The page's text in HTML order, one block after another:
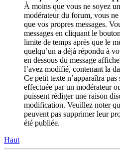
À moins que vous ne soyez
modérateur du forum, vous
que vos propres messages.
messages en cliquant le
limite de temps après que le
quelqu’un a déjà répondu à
en dessous du message
l’avez modifié, contenant la
Ce petit texte n’apparaîtra
effectuée par un modérateur
puissent rédiger une raison
modification. Veuillez noter
peuvent pas supprimer leur
été publiée.
Haut